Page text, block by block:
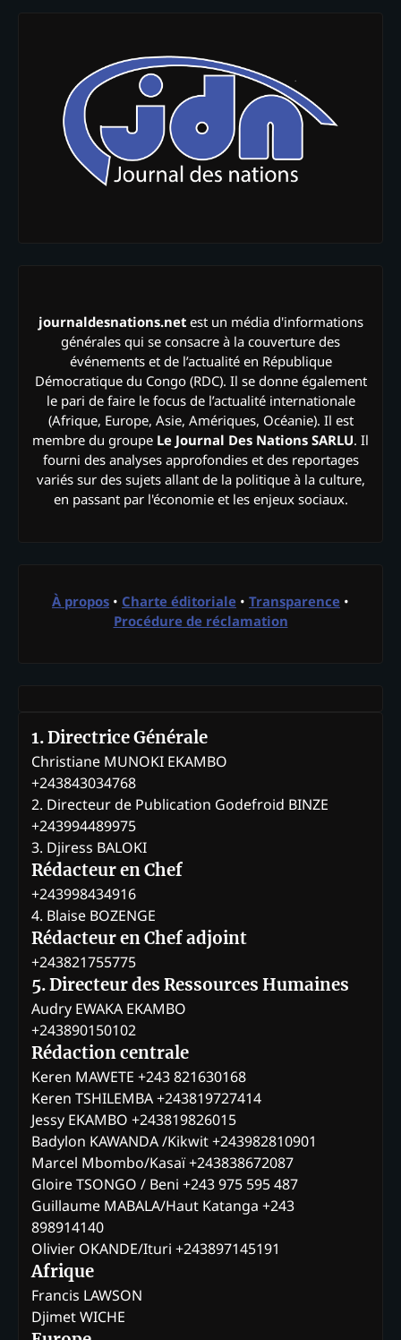
journaldesnations.netest un média d'informations
générales qui se consacre à la couverture des
événements et de l’actualité en République
Démocratique du Congo (RDC). Il se donne également
le pari de faire le focus de l’actualité internationale
(Afrique, Europe, Asie, Amériques, Océanie). Il est
membre du groupe Le Journal Des Nations SARLU. Il
fourni des analyses approfondies et des reportages
variés sur des sujets allant de la politique à la culture,
en passant par l'économie et les enjeux sociaux.
À propos • Charte éditoriale • Transparence •
Procédure de réclamation
1. Directrice Générale
Christiane MUNOKI EKAMBO
+243843034768
2. Directeur de Publication Godefroid BINZE
+243994489975
3. Djiress BALOKI
Rédacteur en Chef
+243998434916
4. Blaise BOZENGE
Rédacteur en Chef adjoint
+243821755775
5. Directeur des Ressources Humaines
Audry EWAKA EKAMBO
+243890150102
Rédaction centrale
Keren MAWETE +243 821630168
Keren TSHILEMBA +243819727414
Jessy EKAMBO +243819826015
Badylon KAWANDA /Kikwit +243982810901
Marcel Mbombo/Kasaï +243838672087
Gloire TSONGO / Beni +243 975 595 487
Guillaume MABALA/Haut Katanga +243
898914140
Olivier OKANDE/Ituri +243897145191
Afrique
Francis LAWSON
Djimet WICHE